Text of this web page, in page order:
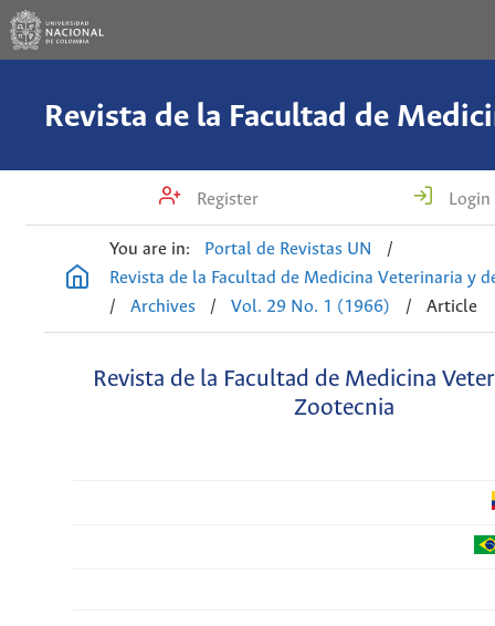
Register Login
You are in: Portal de Revistas UN
/
Revista de la Facultad de Medicina Veterinaria y
/
Archives / Vol. 29 No. 1 (1966) / Article
Revista de la Facultad de Medicina
Zootecnia